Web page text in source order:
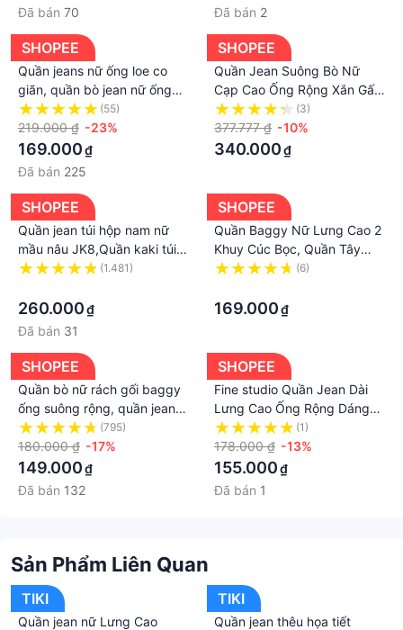
Đã bán 70
Đã bán 2
SHOPEE
Quần jeans nữ ống loe co
giãn, quần bò jean nữ ống
đứng rộng suông CẠP CAO
phong cách RETRO Hottrend
2023 LUNA T023
(55)
219.000 ₫ -23%
169.000₫
Đã bán 225
SHOPEE
Quần Jean Suông Bò Nữ
Cạp Cao Ống Rộng Xắn Gấu
Rách Túi Sau (3)
377.777 ₫ -10%
340.000₫
SHOPEE
Quần jean túi hộp nam nữ
mầu nâu JK8,Quần kaki túi
hộp Cargo pant ống suông
hướng 2023 Helloyou
(1.481)
260.000₫
Đã bán 31
SHOPEE
Quần Baggy Nữ Lưng Cao 2
Khuy Cúc Bọc, Quần Tây
Ống Suông Vải Vitex Cao
(6)
169.000₫
SHOPEE
Quần bò nữ rách gối baggy
ống suông rộng, quần jean
baggy màu xanh nhạt cá
tính năng động Cherry T058
(795)
180.000 ₫ -17%
149.000₫
Đã bán 132
SHOPEE
Fine studio Quần Jean Dài
Lưng Cao Ống Rộng Dáng
Suông Thời Trang Mùa Hè
Cho Nữ
(1)
178.000 ₫ -13%
155.000₫
Đã bán 1
Sản Phẩm Liên Quan
TIKI
Quần jean nữ Lưng Cao
TIKI
Quần jean thêu họa tiết